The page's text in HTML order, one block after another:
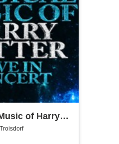
of Harry
Concert